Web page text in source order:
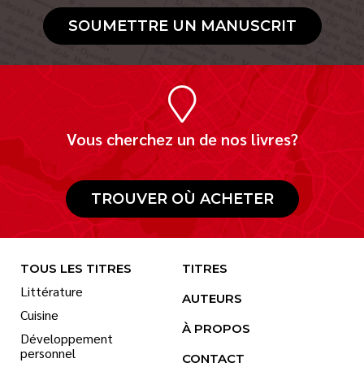
SOUMETTRE UN MANUSCRIT
Vous cherchez un de nos livres?
TROUVER OÙ ACHETER
TOUS LES TITRES
Littérature
Cuisine
Développement
personnel
TITRES
AUTEURS
À PROPOS
CONTACT